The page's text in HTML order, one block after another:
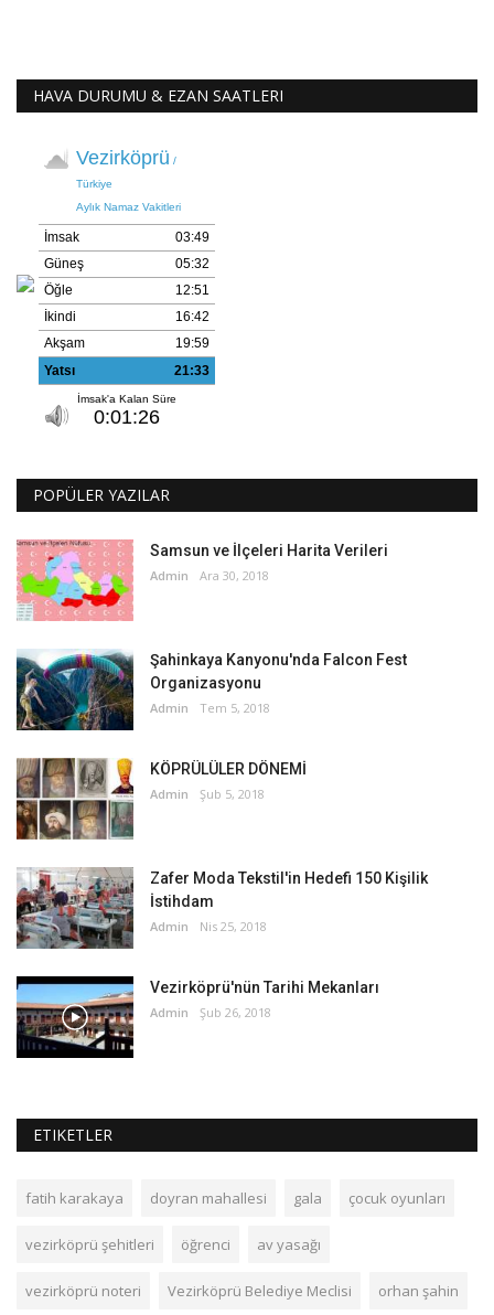
HAVA DURUMU & EZAN SAATLERI
POPÜLER YAZILAR
Samsun ve İlçeleri Harita Verileri
Admin Ara 30, 2018
Şahinkaya Kanyonu'nda Falcon Fest
Organizasyonu
Admin Tem 5, 2018
KÖPRÜLÜLER DÖNEMİ
Admin Şub 5, 2018
Zafer Moda Tekstil'in Hedefi 150 Kişilik
İstihdam
Admin Nis 25, 2018
Vezirköprü'nün Tarihi Mekanları
Admin Şub 26, 2018
ETIKETLER
fatih karakaya doyran mahallesi gala çocuk oyunları
vezirköprü şehitleri öğrenci av yasağı
vezirköprü noteri Vezirköprü Belediye Meclisi orhan şahin